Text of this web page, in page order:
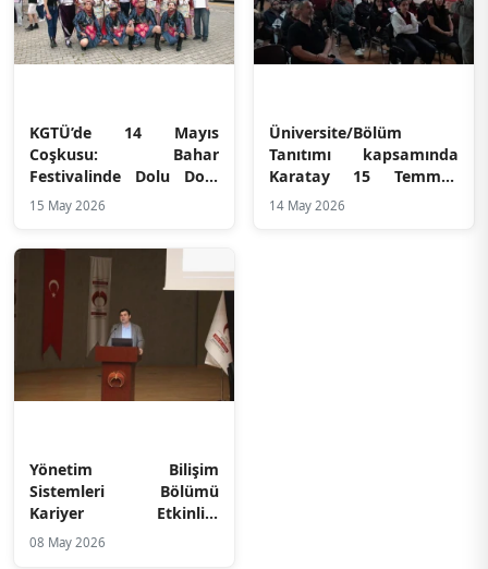
KGTÜ’de 14 Mayıs
Coşkusu: Bahar
Festivalinde Dolu Dolu
Bir Gün!
15 May 2026
Üniversite/Bölüm
Tanıtımı kapsamında
Karatay 15 Temmuz
Şehitleri Anadolu
Lisesinde YBS Bölümü
14 May 2026
Yönetim Bilişim
Sistemleri Bölümü
Kariyer Etkinliği
kapsamında “Siber
Güvenlikte Sıfırdan
08 May 2026